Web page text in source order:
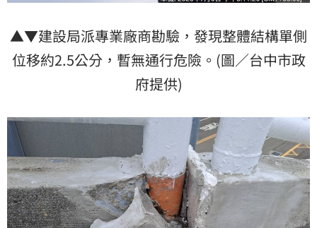
▲▼建設局派專業廠商勘驗，發現整體結構單側
位移約2.5公分，暫無通行危險。(圖／台中市政
府提供)